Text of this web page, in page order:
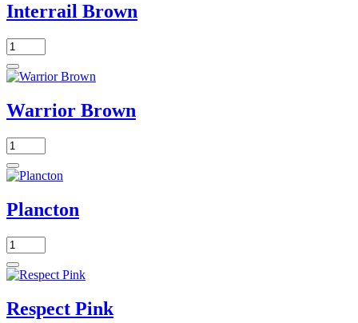
Interrail Brown
Warrior Brown
Plancton
Respect Pink